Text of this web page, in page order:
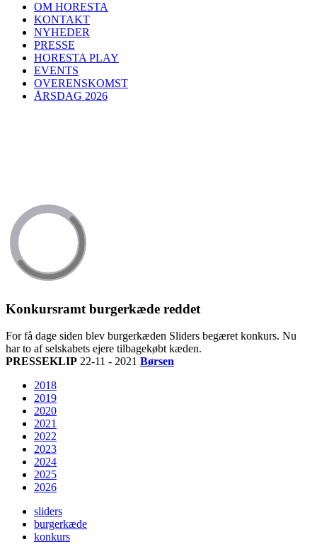
OM HORESTA
KONTAKT
NYHEDER
PRESSE
HORESTA PLAY
EVENTS
OVERENSKOMST
ÅRSDAG 2026
Konkursramt burgerkæde reddet
For få dage siden blev burgerkæden Sliders begæret konkurs. Nu
har to af selskabets ejere tilbagekøbt kæden.
PRESSEKLIP 22-11 - 2021 Børsen
2018
2019
2020
2021
2022
2023
2024
2025
2026
sliders
burgerkæde
konkurs